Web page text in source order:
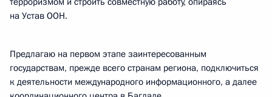
на Устав ООН.
Предлагаю на первом этапе заинтересованным
государствам, прежде всего странам региона, подключиться
к деятельности международного информационного, а далее